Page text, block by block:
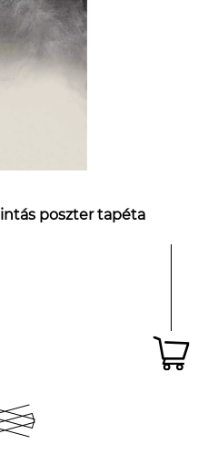
poszter tapéta